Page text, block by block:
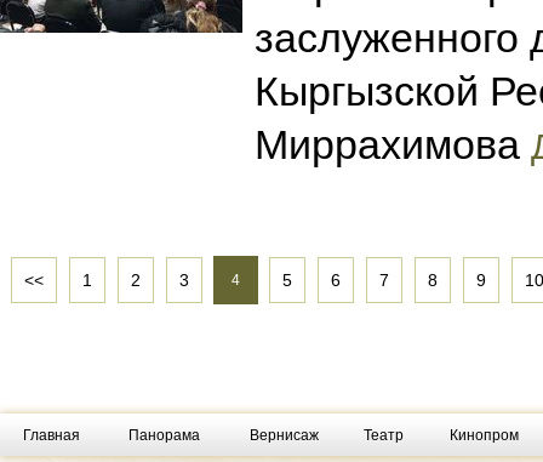
заслуженного
Кыргызской
Миррахимова
<< 1 2 3 4 5 6 7 8 9 10
Главная Панорама Вернисаж Театр Кинопром